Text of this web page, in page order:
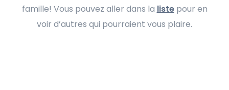
famille! Vous pouvez aller dans la listepour en
voir d’autres qui pourraient vous plaire.